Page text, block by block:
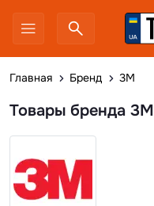
Главная Бренд 3M
Товары бренда 3M